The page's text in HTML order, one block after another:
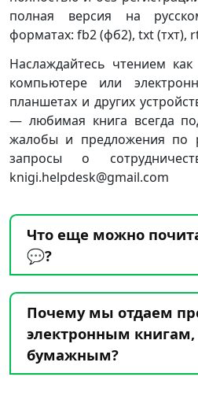
полная версия на
форматах: fb2 (фб2), txt (тхт),
Наслаждайтесь чтением
компьютере или
планшетах и других
— любимая книга всегда
жалобы и предложения по
запросы о
knigi.helpdesk@gmail.com
Что еще можно
💬?
Почему мы отдаем
электронным книгам,
бумажным?